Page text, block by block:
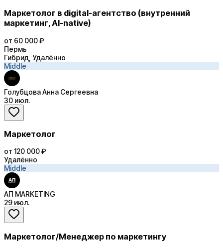
Маркетолог в digital-агентство (внутренний
маркетинг, AI-native)
от 60 000 ₽
Пермь
Гибрид, Удалённо
Middle
Голубцова Анна Сергеевна
30 июл.
Маркетолог
от 120 000 ₽
Удалённо
Middle
АП MARKETING
29 июл.
Маркетолог/Менеджер по маркетингу